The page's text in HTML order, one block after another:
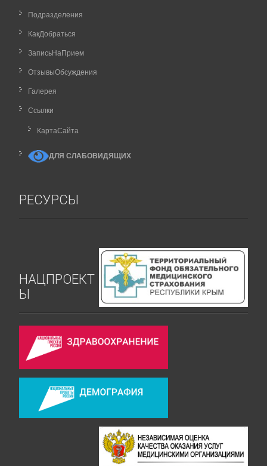
Подразделения
КакДобраться
ЗаписьНаПрием
ОтзывыОбсуждения
Галерея
Ссылки
КартаCайта
ДЛЯ СЛАБОВИДЯЩИХ
РЕСУРСЫ
НАЦПРОЕКТ
Ы